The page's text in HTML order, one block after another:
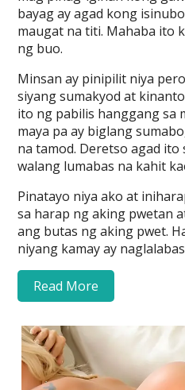
bayag ay agad kong
maugat na titi. Mahaba ito
ng buo.
Minsan ay pinipilit niya
siyang sumakyod at
ito ng pabilis hanggang sa
maya pa ay biglang
na tamod. Deretso agad
walang lumabas na kahit
Pinatayo niya ako at
sa harap ng aking pwetan
ang butas ng aking pwet.
niyang kamay ay
Read More